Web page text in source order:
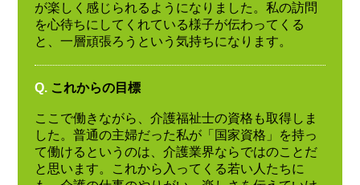
が楽しく感じられるようになりました。私の訪問
を心待ちにしてくれている様子が伝わってくる
と、一層頑張ろうという気持ちになります。
Q. これからの目標
ここで働きながら、介護福祉士の資格も取得しま
した。普通の主婦だった私が「国家資格」を持っ
て働けるというのは、介護業界ならではのことだ
と思います。これから入ってくる若い人たちに